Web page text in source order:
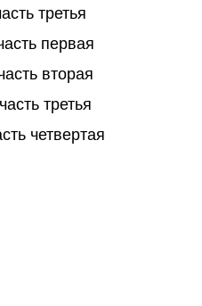
третья
первая
вторая
третья
четвертая